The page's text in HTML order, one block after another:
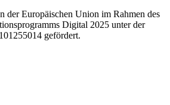
der Europäischen Union im Rahmen des
Digital 2025 unter der
gefördert.